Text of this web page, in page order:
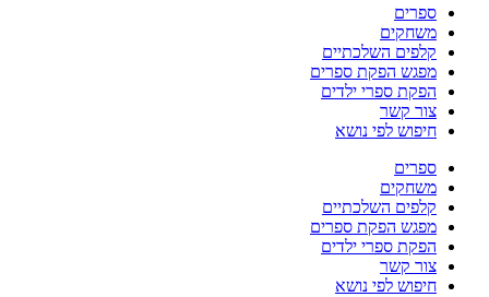
ספרים
משחקים
קלפים השלכתיים
מפגש הפקת ספרים
הפקת ספרי ילדים
צור קשר
חיפוש לפי נושא
ספרים
משחקים
קלפים השלכתיים
מפגש הפקת ספרים
הפקת ספרי ילדים
צור קשר
חיפוש לפי נושא